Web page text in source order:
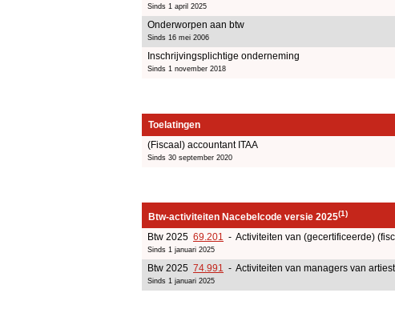
Sinds 1 april 2025
Onderworpen aan btw
Sinds 16 mei 2006
Inschrijvingsplichtige onderneming
Sinds 1 november 2018
Toelatingen
(Fiscaal) accountant ITAA
Sinds 30 september 2020
Btw-activiteiten Nacebelcode versie 2025(1)
Btw 2025 69.201 - Activiteiten van (gecertificeerde)
Sinds 1 januari 2025
Btw 2025 74.991 - Activiteiten van managers van
Sinds 1 januari 2025